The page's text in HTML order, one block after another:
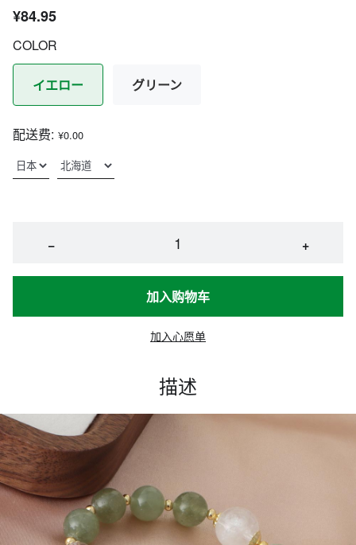
¥84.95
COLOR
イエロー グリーン
配送费: ¥0.00
− +
加入购物车
加入心愿单
描述